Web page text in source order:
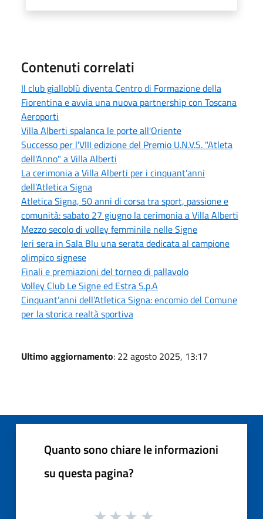
Contenuti correlati
Il club gialloblù diventa Centro di Formazione della
Fiorentina e avvia una nuova partnership con Toscana
Aeroporti
Villa Alberti spalanca le porte all'Oriente
Successo per l'VIII edizione del Premio U.N.V.S. "Atleta
dell'Anno" a Villa Alberti
La cerimonia a Villa Alberti per i cinquant'anni
dell’Atletica Signa
Atletica Signa, 50 anni di corsa tra sport, passione e
comunità: sabato 27 giugno la cerimonia a Villa Alberti
Mezzo secolo di volley femminile nelle Signe
Ieri sera in Sala Blu una serata dedicata al campione
olimpico signese
Finali e premiazioni del torneo di pallavolo
Volley Club Le Signe ed Estra S.p.A
Cinquant’anni dell’Atletica Signa: encomio del Comune
per la storica realtà sportiva
Ultimo aggiornamento: 22 agosto 2025, 13:17
Quanto sono chiare le informazioni
su questa pagina?